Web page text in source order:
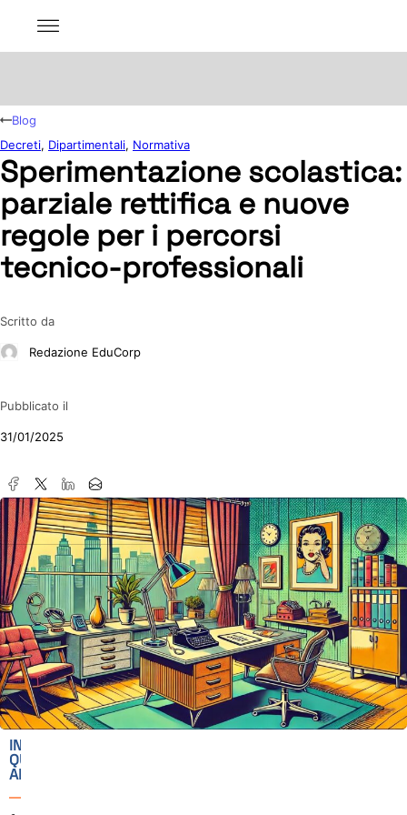
Sperimentazione scolastica:
parziale rettifica e nuove
regole per i percorsi
tecnico-professionali
Scritto da
Redazione EduCorp
Pubblicato il
31/01/2025
Blog
Decreti, Dipartimentali, Normativa
IN
QUESTO
ARTICOLO